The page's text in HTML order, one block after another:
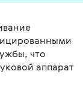
что
аппарат